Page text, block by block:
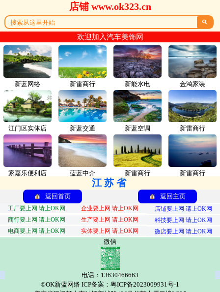
店铺 www.ok323.cn

欢迎加入汽车美饰网
新蓝网络 新雷商行
江门区实体店 新蓝交通
家嘉乐便利店 蓝蓝中介
新能水电 金鸿家装
新蓝空调 新雷商行
新雷商行 新雷商行
江苏省
返回首页 返回主页
工厂要上网 请上OK网 企业要上网 请上OK网
店铺要上网 请上OK网
商行要上网 请上OK网
生产要上网 请上OK网
科技要上网 请上OK网
电商要上网 请上OK网
实体要上网 请上OK网 微店要上网 请上OK网
微信
电话：13630466663
©OK新蓝网络 ICP备案：粤ICP备2023009931号-1